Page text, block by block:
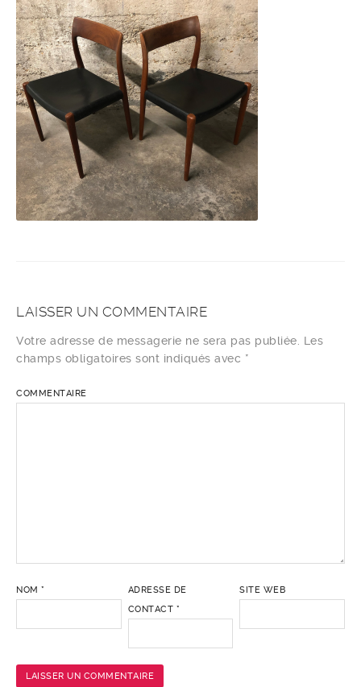
LAISSER UN COMMENTAIRE
Votre adresse de messagerie ne sera pas publiée.
Les
champs obligatoires sont indiqués avec *
COMMENTAIRE
NOM *
ADRESSE DE
CONTACT *
SITE WEB